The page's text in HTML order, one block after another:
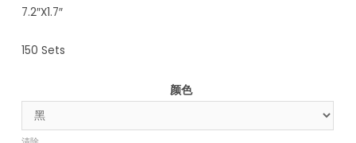
7.2″X1.7″
150 Sets
颜色